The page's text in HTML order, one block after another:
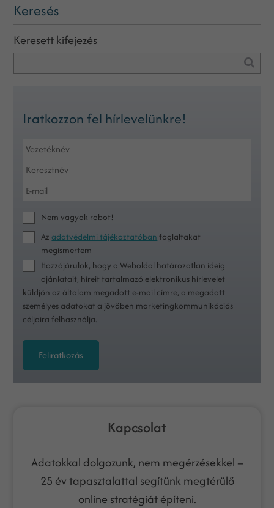
Keresés
Keresett kifejezés
Iratkozzon fel hírlevelünkre!
Nem vagyok robot!
Azadatvédelmi tájékoztatóban foglaltakat
megismertem
Hozzájárulok, hogy a Weboldal határozatlan ideig
ajánlatait, híreit tartalmazó elektronikus hírlevelet
küldjön az általam megadott e-mail címre, a megadott
személyes adatokat a jövőben marketingkommunikációs
céljaira felhasználja.
Feliratkozás
Kapcsolat
Adatokkal dolgozunk, nem megérzésekkel –
25 év tapasztalattal segítünk megtérülő
online stratégiát építeni.